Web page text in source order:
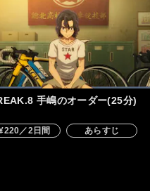
手嶋のオーダー(25分)
／2日間 あらすじ